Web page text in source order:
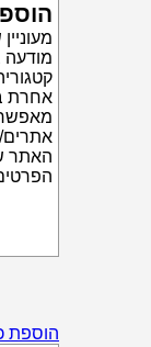
מודעה
אחרת
מאפשר
האתר
הוספת